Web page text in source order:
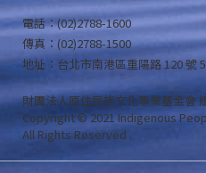
電話：(02)2788-1600
傳真：(02)2788-1500
地址：台北市南港區重陽路 120 號
財團法人原住民族文化事業基金會
Copyright © 2021 Indigenous
All Rights Reserved .